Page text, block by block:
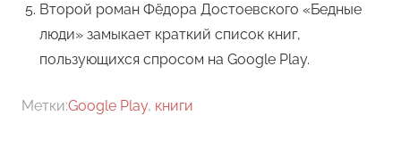
Второй роман Фёдора Достоевского «Бедные
люди» замыкает краткий список книг,
пользующихся спросом на Google Play.
Метки:Google Play, книги